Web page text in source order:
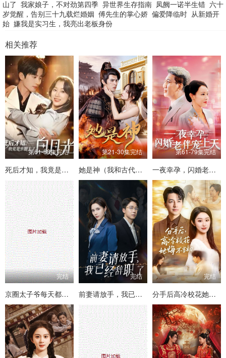
山了 我家娘子，不对劲第四季 异世界生存指南 凤阙一诺半生错 六十
岁觉醒，告别三十九载烂婚姻 傅先生的掌心娇 偏爱降临时 从新婚开
始 嫌我是实习生，我亮出老板身份
相关推荐
第61-88集完结
死后才知，我竟是京圈太子白月光
第21-30集完结
她是神（我和古代将军网恋了）
第61-79集完结
一夜幸孕，闪婚老伴宠上天
完结
京圈太子爷每天都想转正
完结
前妻请放手，我已经辞职了
完结
分手后高冷校花她悔不当初